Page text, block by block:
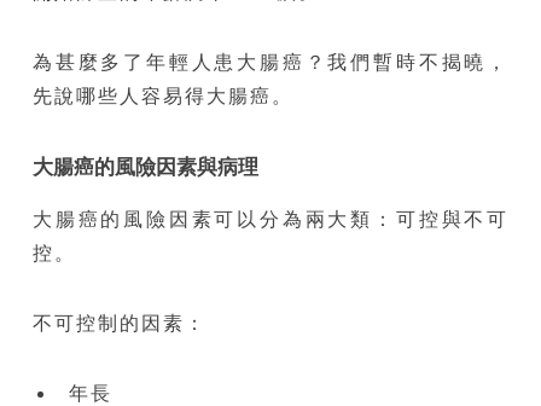
為甚麼多了年輕人患大腸癌？我們暫時不揭曉，
先說哪些人容易得大腸癌。
大腸癌的風險因素與病理
大腸癌的風險因素可以分為兩大類：可控與不可
控。
不可控制的因素：
年長